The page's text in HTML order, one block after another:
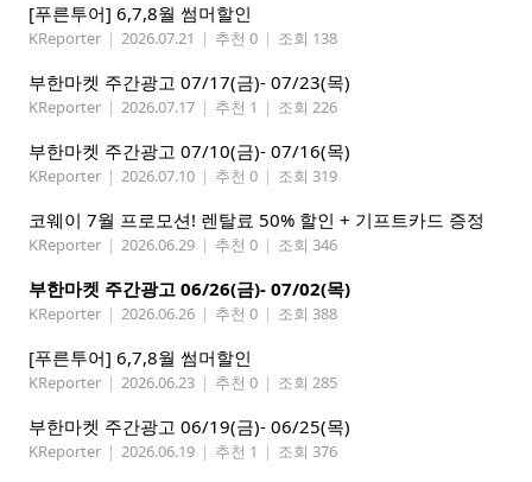
[푸른투어] 6,7,8월 썸머할인
KReporter | 2026.07.21 | 추천 0 | 조회 138
부한마켓 주간광고 07/17(금)- 07/23(목)
KReporter | 2026.07.17 | 추천 1 | 조회 226
부한마켓 주간광고 07/10(금)- 07/16(목)
KReporter | 2026.07.10 | 추천 0 | 조회 319
코웨이 7월 프로모션! 렌탈료 50% 할인 + 기프트카드 증정
KReporter | 2026.06.29 | 추천 0 | 조회 346
부한마켓 주간광고 06/26(금)- 07/02(목)
KReporter | 2026.06.26 | 추천 0 | 조회 388
[푸른투어] 6,7,8월 썸머할인
KReporter | 2026.06.23 | 추천 0 | 조회 285
부한마켓 주간광고 06/19(금)- 06/25(목)
KReporter | 2026.06.19 | 추천 1 | 조회 376